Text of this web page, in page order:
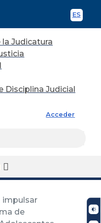
ES
Acceder
impulsar
de